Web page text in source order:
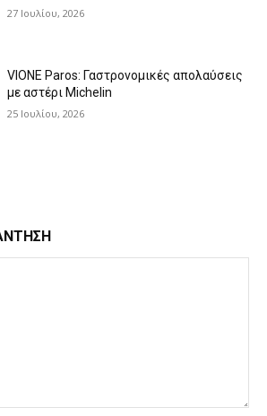
27 Ιουλίου, 2026
VIONE Paros: Γαστρονομικές απολαύσεις
με αστέρι Michelin
25 Ιουλίου, 2026